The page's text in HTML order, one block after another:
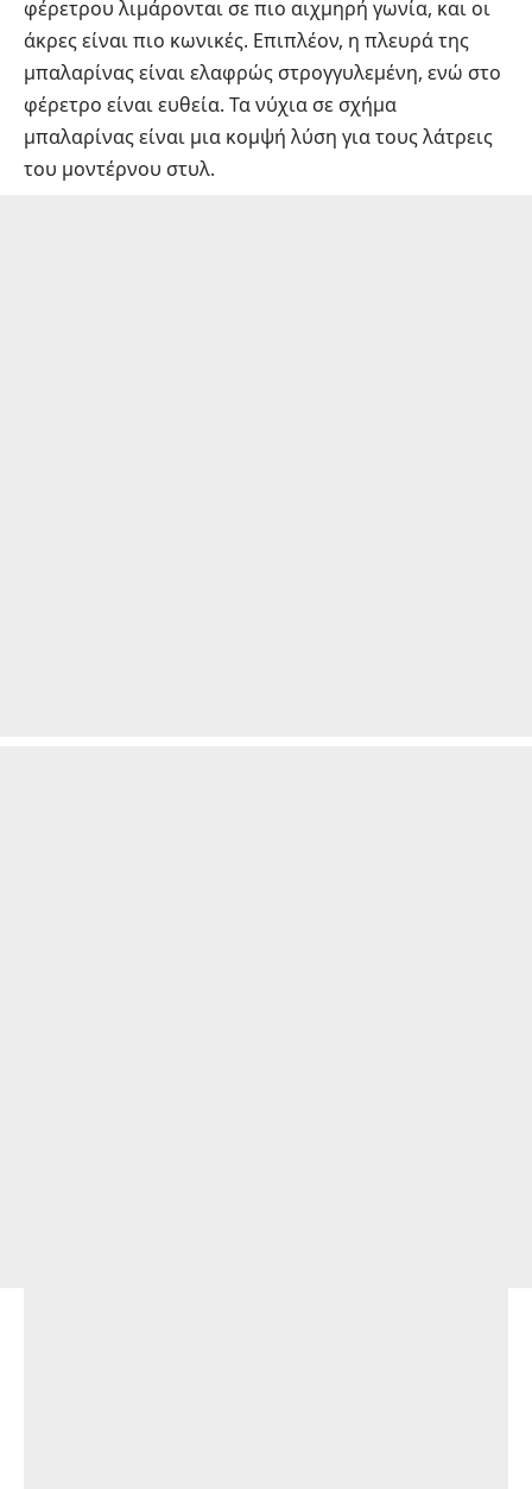
φέρετρου λιμάρονται σε πιο αιχμηρή γωνία, και οι
άκρες είναι πιο κωνικές. Επιπλέον, η πλευρά της
μπαλαρίνας είναι ελαφρώς στρογγυλεμένη, ενώ στο
φέρετρο είναι ευθεία. Τα νύχια σε σχήμα
μπαλαρίνας είναι μια κομψή λύση για τους λάτρεις
του μοντέρνου στυλ.